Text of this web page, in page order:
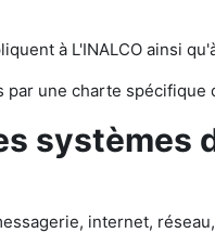
à L'INALCO ainsi
une charte
systèmes
internet,